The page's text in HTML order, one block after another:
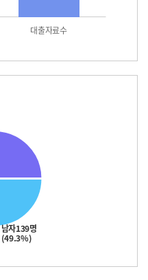
대출자료수
남자139명
(49.3%)